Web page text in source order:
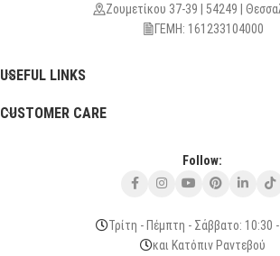
Ζουμετίκου 37-39 | 54249 |
ΓΕΜΗ: 161233104000
USEFUL LINKS
CUSTOMER CARE
Follow:
Τρίτη - Πέμπτη - Σάββατο: 10:30
και Κατόπιν Ραντεβού